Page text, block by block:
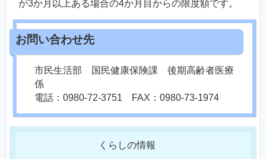
が3か月以上ある場合の4か月目からの限度額です。
市民生活部 国民健康保険課 後期高齢者医療
係
電話：0980-72-3751 FAX：0980-73-1974
くらしの情報